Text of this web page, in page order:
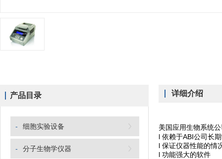
产品目录
- 细胞实验设备
- 分子生物学仪器
详细介绍
美国应用生物系统
l 依赖于ABI公司长
l 保证仪器性能的情
l 功能强大的软件